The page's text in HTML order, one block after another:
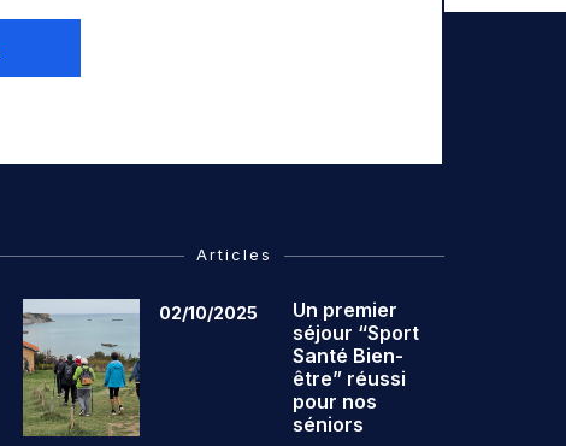
Articles
02/10/2025
Un premier
séjour “Sport
Santé Bien-
être” réussi
pour nos
séniors